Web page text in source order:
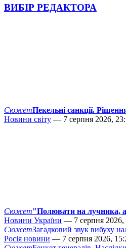
ВИБІР РЕДАКТОРА
СюжетПекельні санкції.
Новини світу — 7 серпня 2026,
Сюжет"Полювати на лучника, а
Новини України — 7 серпня 2026,
СюжетЗагадковий звук вибуху
Росія новини — 7 серпня 2026,